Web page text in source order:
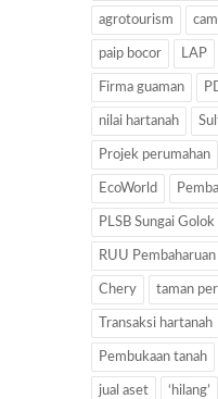
agrotourism
paip bocor LAP
Firma guaman
nilai hartanah
Projek perumahan
EcoWorld
PLSB Sungai Golok
RUU
Chery taman
Transaksi hartanah
Pembukaan tanah
jual aset ‘hilang’